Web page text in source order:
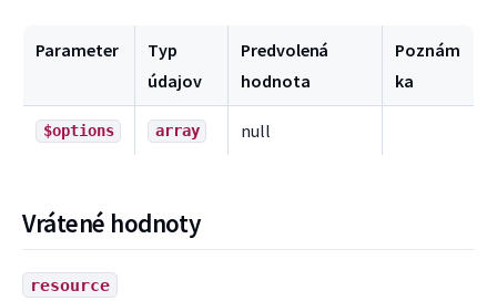
Parameter
Typ
údajov
Predvolená
hodnota
Poznám
ka
$options array null
Vrátené hodnoty
resource